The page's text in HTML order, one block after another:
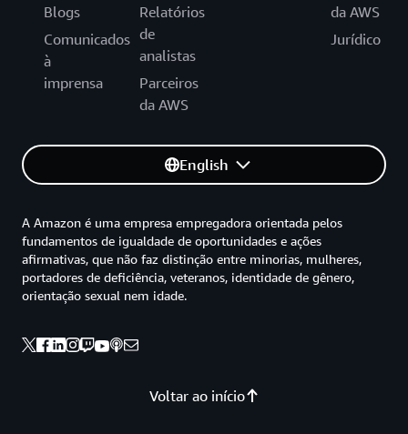
Blogs
Comunicados
à
imprensa
Relatórios
de
analistas
Parceiros
da AWS
da AWS
Jurídico
English
Voltar ao início
A Amazon é uma empresa empregadora orientada pelos
fundamentos de igualdade de oportunidades e ações
afirmativas, que não faz distinção entre minorias, mulheres,
portadores de deficiência, veteranos, identidade de gênero,
orientação sexual nem idade.